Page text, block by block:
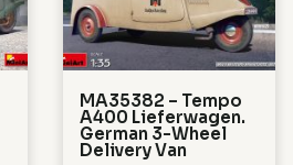
MA35382 – Tempo
A400 Lieferwagen.
German 3-Wheel
Delivery Van